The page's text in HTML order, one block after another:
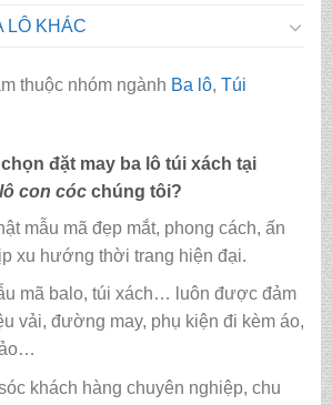
LÔ KHÁC
thuộc nhóm ngành Ba lô, Túi
đặt may ba lô túi xách tại
con cóc chúng tôi?
mẫu mã đẹp mắt, phong cách, ấn
xu hướng thời trang hiện đại.
mã balo, túi xách…
luôn được đảm
vải, đường may, phụ kiện đi kèm áo,
khách hàng chuyên nghiệp, chu